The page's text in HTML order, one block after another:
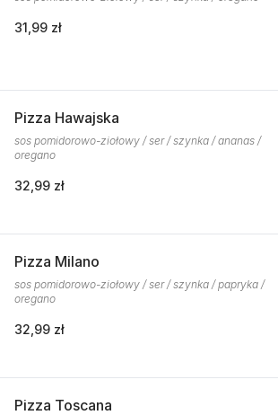
31,99 zł
Pizza Hawajska
sos pomidorowo-ziołowy / ser / szynka / ananas /
oregano
32,99 zł
Pizza Milano
sos pomidorowo-ziołowy / ser / szynka / papryka /
oregano
32,99 zł
Pizza Toscana